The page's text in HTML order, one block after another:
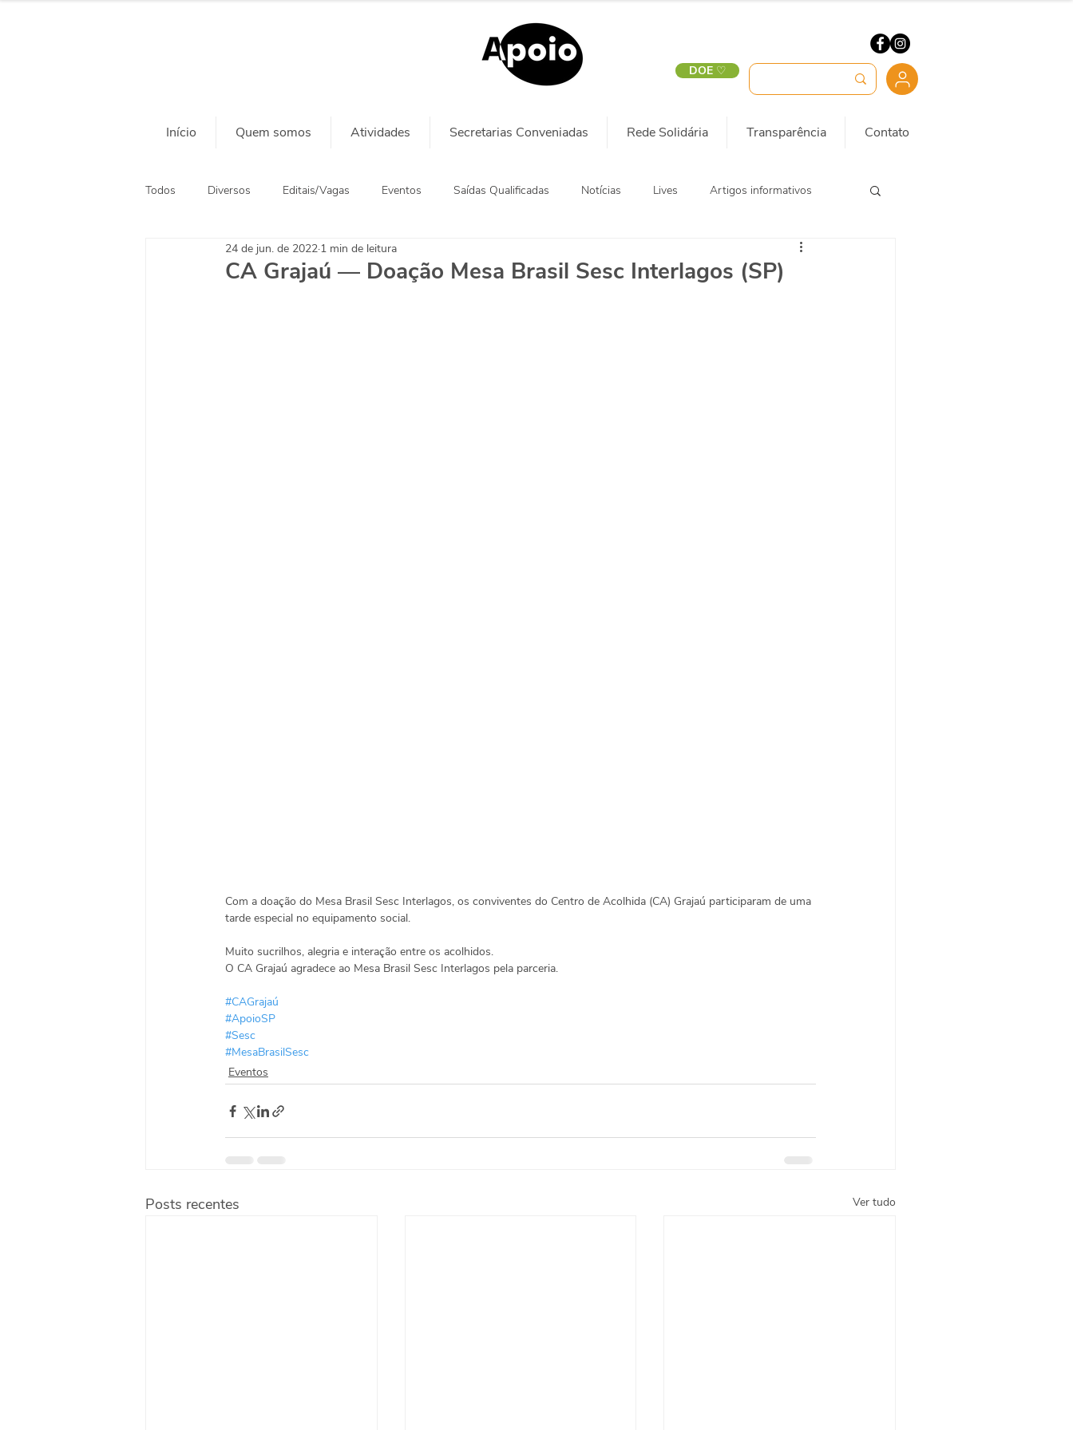
DOE ♡
Início Quem somos Atividades Secretarias Conveniadas Rede Solidária Transparência Contato
Todos Diversos Editais/Vagas Eventos Saídas Qualificadas Notícias Lives Artigos informativos
Ação Social Habitação
CA Grajaú — Doação Mesa Brasil Sesc Interlagos (SP)
24 de jun. de 2022 1 min de leitura
Com a doação do Mesa Brasil Sesc Interlagos, os conviventes do Centro de Acolhida (CA) Grajaú participaram de uma
tarde especial no equipamento social.
Muito sucrilhos, alegria e interação entre os acolhidos.
O CA Grajaú agradece ao Mesa Brasil Sesc Interlagos pela parceria.
#CAGrajaú
#ApoioSP
#Sesc
#MesaBrasilSesc
Eventos
Posts recentes Ver tudo